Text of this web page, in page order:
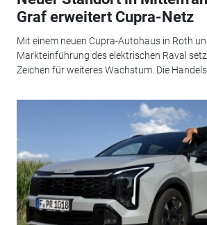
Graf erweitert Cupra-Netz
Mit einem neuen Cupra-Autohaus in Roth
Markteinführung des elektrischen Raval
Zeichen für weiteres Wachstum. Die